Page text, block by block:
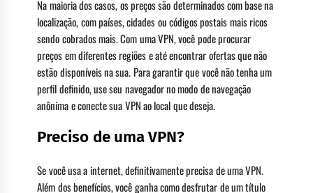
Na maioria dos casos, os preços são determinados com base na
localização, com países, cidades ou códigos postais mais ricos
sendo cobrados mais. Com uma VPN, você pode procurar
preços em diferentes regiões e até encontrar ofertas que não
estão disponíveis na sua. Para garantir que você não tenha um
perfil definido, use seu navegador no modo de navegação
anônima e conecte sua VPN ao local que deseja.
Preciso de uma VPN?
Se você usa a internet, definitivamente precisa de uma VPN.
Além dos benefícios, você ganha como desfrutar de um título